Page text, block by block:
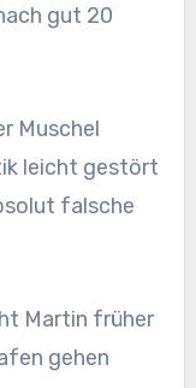
gut 20
Muschel
leicht gestört
falsche
Martin früher
gehen